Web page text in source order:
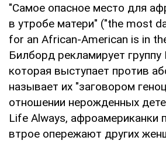
"Самое опасное место для
в утробе матери" ("the most
for an African-American is in
Билборд рекламирует группу
которая выступает против
называет их "заговором
отношении нерожденных
Life Always, афроамериканки
втрое опережают других